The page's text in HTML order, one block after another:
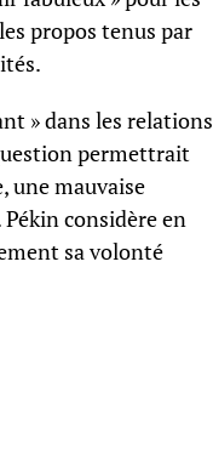
propos tenus par
» dans les relations
permettrait
une mauvaise
considère en
sa volonté